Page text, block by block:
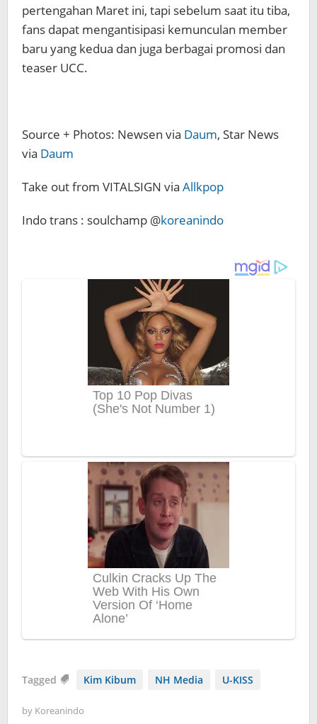
pertengahan Maret ini, tapi sebelum saat itu tiba,
fans dapat mengantisipasi kemunculan member
baru yang kedua dan juga berbagai promosi dan
teaser UCC.
Source + Photos: Newsen via Daum, Star News
via Daum
Take out from VITALSIGN via Allkpop
Indo trans : soulchamp @koreanindo
Tagged Kim Kibum NH Media U-KISS
by Koreanindo